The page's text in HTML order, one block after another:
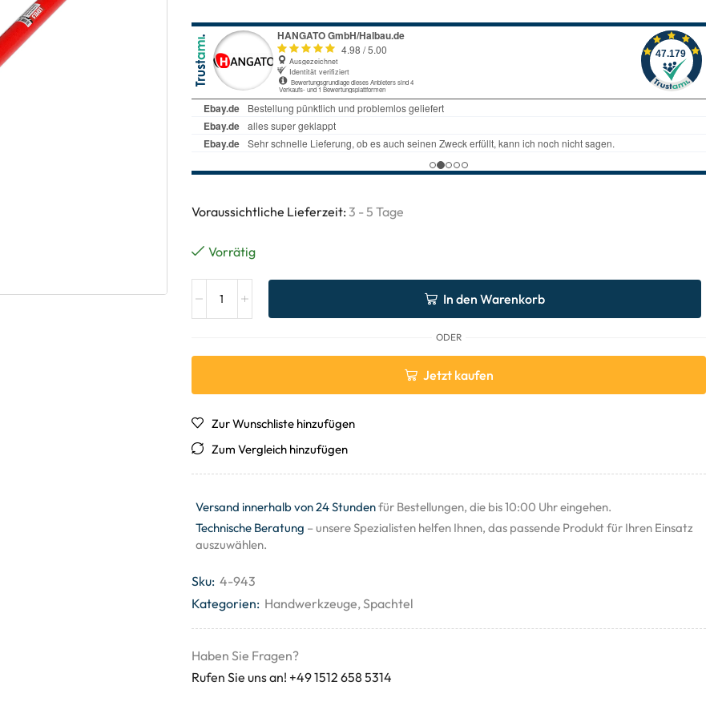
Voraussichtliche Lieferzeit: 3 - 5 Tage
Vorrätig
In den Warenkorb
ODER
Jetzt kaufen
Zur Wunschliste hinzufügen
Zum Vergleich hinzufügen
Versand innerhalb von 24 Stundenfür Bestellungen, die bis 10:00 Uhr eingehen.
Technische Beratung – unsere Spezialisten helfen Ihnen, das passende Produkt für Ihren Einsatz
auszuwählen.
Sku: 4-943
Kategorien: Handwerkzeuge,Spachtel
Haben Sie Fragen?
Rufen Sie uns an! +49 1512 658 5314